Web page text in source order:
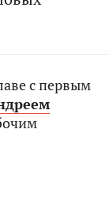
с первым